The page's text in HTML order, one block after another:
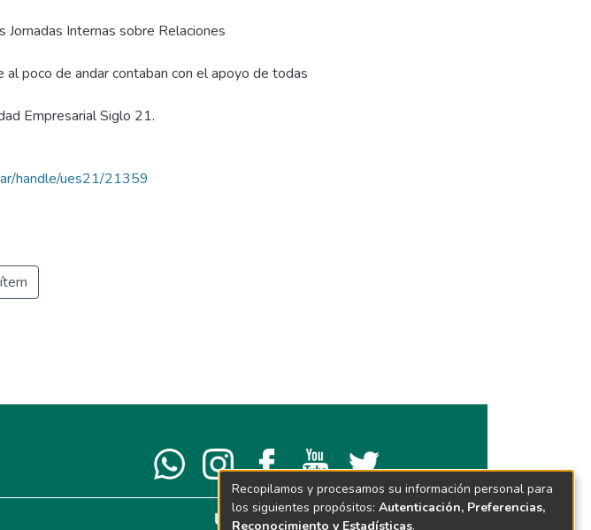
Jornadas Internas sobre Relaciones
al poco de andar contaban con el apoyo de todas
Empresarial Siglo 21.
handle/ues21/21359
Recopilamos y procesamos su información personal para
los siguientes propósitos: Autenticación, Preferencias,
Reconocimiento y Estadísticas.